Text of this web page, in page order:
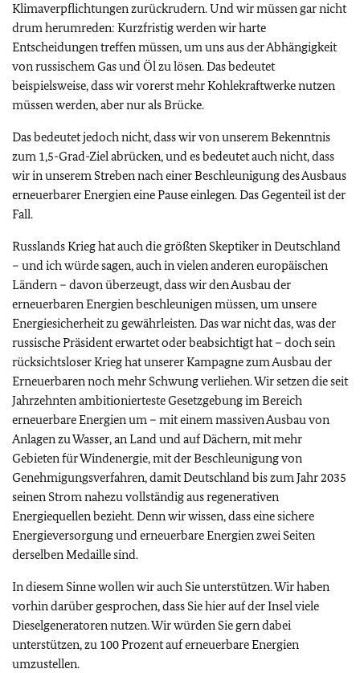
Klimaverpflichtungen zurückrudern. Und wir müssen gar nicht
drum herumreden: Kurzfristig werden wir harte
Entscheidungen treffen müssen, um uns aus der Abhängigkeit
von russischem Gas und Öl zu lösen. Das bedeutet
beispielsweise, dass wir vorerst mehr Kohlekraftwerke nutzen
müssen werden, aber nur als Brücke.
Das bedeutet jedoch nicht, dass wir von unserem Bekenntnis
zum 1,5-Grad-Ziel abrücken, und es bedeutet auch nicht, dass
wir in unserem Streben nach einer Beschleunigung des Ausbaus
erneuerbarer Energien eine Pause einlegen. Das Gegenteil ist der
Fall.
Russlands Krieg hat auch die größten Skeptiker in Deutschland
– und ich würde sagen, auch in vielen anderen europäischen
Ländern – davon überzeugt, dass wir den Ausbau der
erneuerbaren Energien beschleunigen müssen, um unsere
Energiesicherheit zu gewährleisten. Das war nicht das, was der
russische Präsident erwartet oder beabsichtigt hat – doch sein
rücksichtsloser Krieg hat unserer Kampagne zum Ausbau der
Erneuerbaren noch mehr Schwung verliehen. Wir setzen die seit
Jahrzehnten ambitionierteste Gesetzgebung im Bereich
erneuerbare Energien um – mit einem massiven Ausbau von
Anlagen zu Wasser, an Land und auf Dächern, mit mehr
Gebieten für Windenergie, mit der Beschleunigung von
Genehmigungsverfahren, damit Deutschland bis zum Jahr 2035
seinen Strom nahezu vollständig aus regenerativen
Energiequellen bezieht. Denn wir wissen, dass eine sichere
Energieversorgung und erneuerbare Energien zwei Seiten
derselben Medaille sind.
In diesem Sinne wollen wir auch Sie unterstützen. Wir haben
vorhin darüber gesprochen, dass Sie hier auf der Insel viele
Dieselgeneratoren nutzen. Wir würden Sie gern dabei
unterstützen, zu 100 Prozent auf erneuerbare Energien
umzustellen.